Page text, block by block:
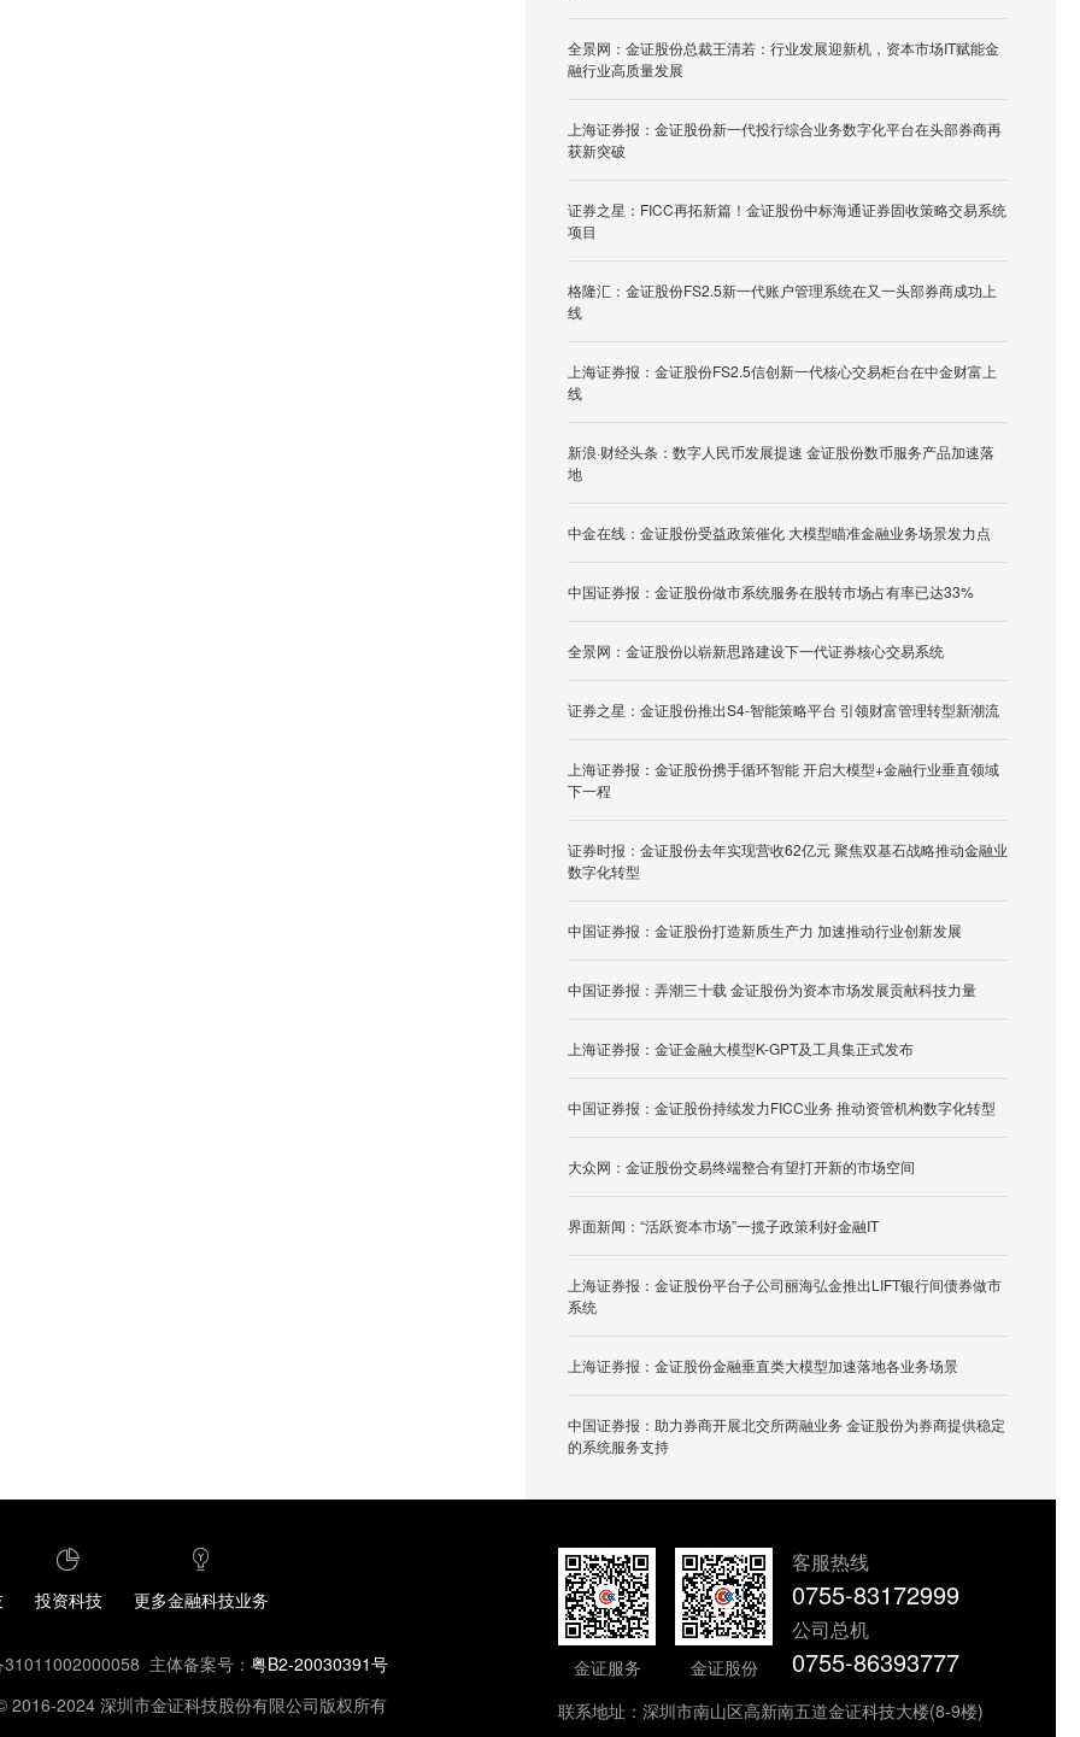
全景网：金证股份总裁王清若：行业发展迎新机，资本市场IT赋能金
融行业高质量发展
上海证券报：金证股份新一代投行综合业务数字化平台在头部券商再
获新突破
证券之星：FICC再拓新篇！金证股份中标海通证券固收策略交易系统
项目
格隆汇：金证股份FS2.5新一代账户管理系统在又一头部券商成功上
线
上海证券报：金证股份FS2.5信创新一代核心交易柜台在中金财富上
线
新浪·财经头条：数字人民币发展提速 金证股份数币服务产品加速落
地
中金在线：金证股份受益政策催化 大模型瞄准金融业务场景发力点
中国证券报：金证股份做市系统服务在股转市场占有率已达33%
全景网：金证股份以崭新思路建设下一代证券核心交易系统
证券之星：金证股份推出S4-智能策略平台 引领财富管理转型新潮流
上海证券报：金证股份携手循环智能 开启大模型+金融行业垂直领域
下一程
证券时报：金证股份去年实现营收62亿元 聚焦双基石战略推动金融业
数字化转型
中国证券报：金证股份打造新质生产力 加速推动行业创新发展
中国证券报：弄潮三十载 金证股份为资本市场发展贡献科技力量
上海证券报：金证金融大模型K-GPT及工具集正式发布
中国证券报：金证股份持续发力FICC业务 推动资管机构数字化转型
大众网：金证股份交易终端整合有望打开新的市场空间
界面新闻：“活跃资本市场”一揽子政策利好金融IT
上海证券报：金证股份平台子公司丽海弘金推出LIFT银行间债券做市
系统
上海证券报：金证股份金融垂直类大模型加速落地各业务场景
中国证券报：助力券商开展北交所两融业务 金证股份为券商提供稳定
的系统服务支持
投资科技 更多金融科技业务
主体备案号： 粤B2-20030391号
2016-2024 深圳市金证科技股份有限公司版权所有
金证服务 金证股份
客服热线
0755-83172999
公司总机
0755-86393777
联系地址：深圳市南山区高新南五道金证科技大楼(8-9楼)